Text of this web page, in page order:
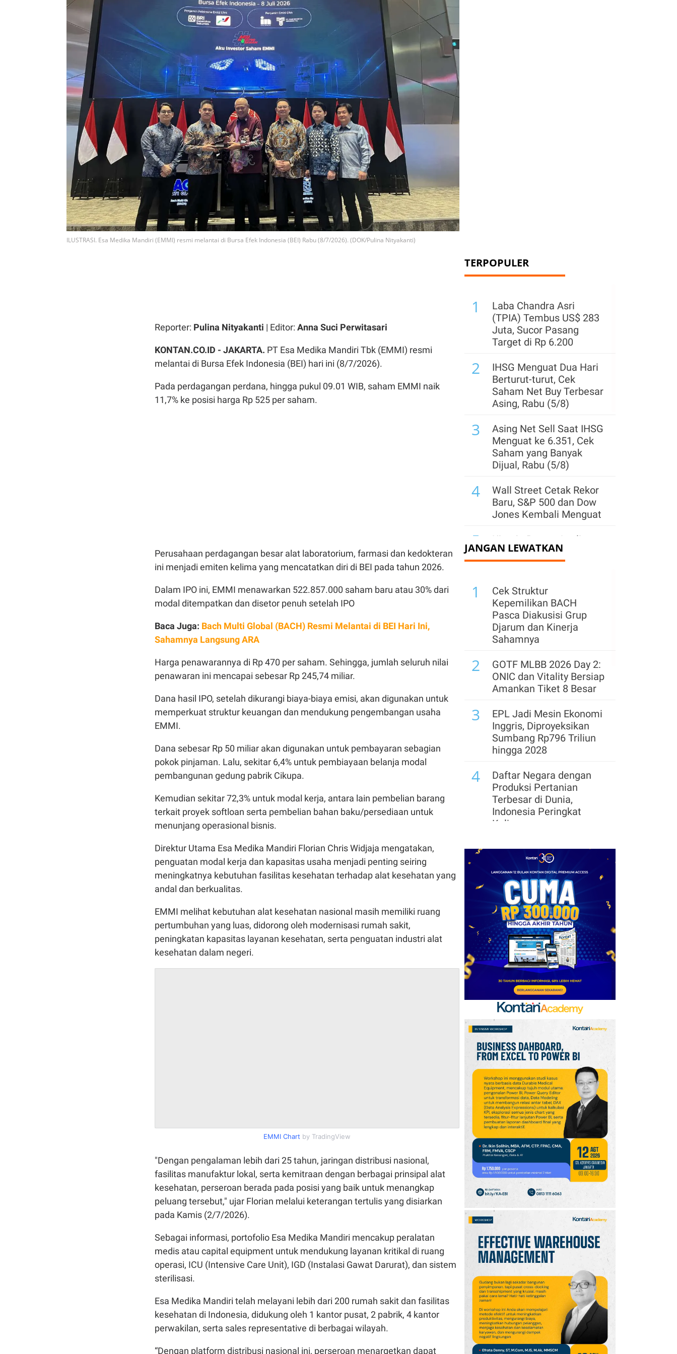
ILUSTRASI. Esa Medika Mandiri (EMMI) resmi melantai di Bursa Efek Indonesia (BEI) Rabu (8/7/2026). (DOK/Pulina Nityakanti)
Reporter: Pulina Nityakanti | Editor: Anna Suci Perwitasari
KONTAN.CO.ID - JAKARTA. PT Esa Medika Mandiri Tbk (EMMI) resmi
melantai di Bursa Efek Indonesia (BEI) hari ini (8/7/2026).
Pada perdagangan perdana, hingga pukul 09.01 WIB, saham EMMI naik
11,7% ke posisi harga Rp 525 per saham.
Perusahaan perdagangan besar alat laboratorium, farmasi dan kedokteran
ini menjadi emiten kelima yang mencatatkan diri di BEI pada tahun 2026.
Dalam IPO ini, EMMI menawarkan 522.857.000 saham baru atau 30% dari
modal ditempatkan dan disetor penuh setelah IPO
Baca Juga: Bach Multi Global (BACH) Resmi Melantai di BEI Hari Ini,
Sahamnya Langsung ARA
Harga penawarannya di Rp 470 per saham. Sehingga, jumlah seluruh nilai
penawaran ini mencapai sebesar Rp 245,74 miliar.
Dana hasil IPO, setelah dikurangi biaya-biaya emisi, akan digunakan untuk
memperkuat struktur keuangan dan mendukung pengembangan usaha
EMMI.
Dana sebesar Rp 50 miliar akan digunakan untuk pembayaran sebagian
pokok pinjaman. Lalu, sekitar 6,4% untuk pembiayaan belanja modal
pembangunan gedung pabrik Cikupa.
Kemudian sekitar 72,3% untuk modal kerja, antara lain pembelian barang
terkait proyek softloan serta pembelian bahan baku/persediaan untuk
menunjang operasional bisnis.
Direktur Utama Esa Medika Mandiri Florian Chris Widjaja mengatakan,
penguatan modal kerja dan kapasitas usaha menjadi penting seiring
meningkatnya kebutuhan fasilitas kesehatan terhadap alat kesehatan yang
andal dan berkualitas.
EMMI melihat kebutuhan alat kesehatan nasional masih memiliki ruang
pertumbuhan yang luas, didorong oleh modernisasi rumah sakit,
peningkatan kapasitas layanan kesehatan, serta penguatan industri alat
kesehatan dalam negeri.
EMMI Chart by TradingView
"Dengan pengalaman lebih dari 25 tahun, jaringan distribusi nasional,
fasilitas manufaktur lokal, serta kemitraan dengan berbagai prinsipal alat
kesehatan, perseroan berada pada posisi yang baik untuk menangkap
peluang tersebut," ujar Florian melalui keterangan tertulis yang disiarkan
pada Kamis (2/7/2026).
Sebagai informasi, portofolio Esa Medika Mandiri mencakup peralatan
medis atau capital equipment untuk mendukung layanan kritikal di ruang
operasi, ICU (Intensive Care Unit), IGD (Instalasi Gawat Darurat), dan sistem
sterilisasi.
Esa Medika Mandiri telah melayani lebih dari 200 rumah sakit dan fasilitas
kesehatan di Indonesia, didukung oleh 1 kantor pusat, 2 pabrik, 4 kantor
perwakilan, serta sales representative di berbagai wilayah.
“Dengan platform distribusi nasional ini, perseroan menargetkan dapat
TERPOPULER
1
Laba Chandra Asri
(TPIA) Tembus US$ 283
Juta, Sucor Pasang
Target di Rp 6.200
2
IHSG Menguat Dua Hari
Berturut-turut, Cek
Saham Net Buy Terbesar
Asing, Rabu (5/8)
3
Asing Net Sell Saat IHSG
Menguat ke 6.351, Cek
Saham yang Banyak
Dijual, Rabu (5/8)
4
Wall Street Cetak Rekor
Baru, S&P 500 dan Dow
Jones Kembali Menguat
5
Kinerja Bagus, Analis
Rekomendasi Beli
Saham Prajogo Ini
Lipat
Harga Saham Ini Rp 595,
Investor Bisa Terima
Dividen dengan Yield 7%
7
Harga Saham Blue Chip
Ini Bangkit Saat Laporan
Kinerja Bagus, Saatnya
8
Dow Jones Sentuh Rekor
Tertinggi Rabu (5/8),
Nasdaq Tertekan Aksi
Jual SpaceX dan AMD
JANGAN LEWATKAN
1
Cek Struktur
Kepemilikan BACH
Pasca Diakusisi Grup
Djarum dan Kinerja
Sahamnya
2
GOTF MLBB 2026 Day 2:
ONIC dan Vitality Bersiap
Amankan Tiket 8 Besar
3
EPL Jadi Mesin Ekonomi
Inggris, Diproyeksikan
Sumbang Rp796 Triliun
hingga 2028
4
Daftar Negara dengan
Produksi Pertanian
Terbesar di Dunia,
Indonesia Peringkat
Kelima
5
Hasil GOTF MLBB 2026:
Kompak ke 8 Besar, Cek
Jadwal Tanding ONIC
dan Vitality
Telegram Sempat Hilang
dari App Store, Ini
Penjelasan Apple dan
Durov
7
Kabar Transfer Man
United: 6 Pemain
Berpeluang Hengkang
Sebelum Deadline
8
Link dan Syarat
Dokumen Pendaftaran
Pandang Istana untuk
Ikut Upacara HUT Ke-81
RI
Sejarah Hari
Keantariksaan Nasional
Setiap 6 Agustus dan
Cara Merayakannya
10 Oppo A7 Pro Max Rilis
dengan Baterai 10.000
mAh, Terbesar
Sepanjang Sejarah Oppo